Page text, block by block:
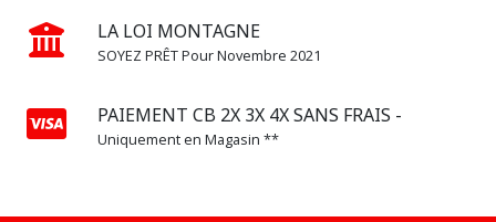
LA LOI MONTAGNE
SOYEZ PRÊT Pour Novembre 2021
PAIEMENT CB 2X 3X 4X SANS FRAIS -
Uniquement en Magasin **